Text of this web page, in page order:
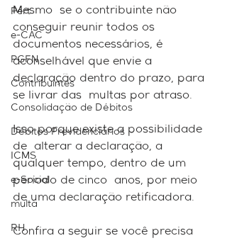
Pert
e-CAC
PGFN
Contribuintes
Consolidação de Débitos
Débitos Previdenciários
ICMS
e-Social
multa
RH
Mesmo  se o contribuinte não
conseguir reunir todos os
documentos necessários, é
aconselhável que envie a
declaração dentro do prazo, para
se livrar das  multas por atraso.
Isso porque existe a possibilidade
de  alterar a declaração, a
qualquer tempo, dentro de um
período de cinco  anos, por meio
de uma declaração retificadora.
Confira a seguir se você precisa